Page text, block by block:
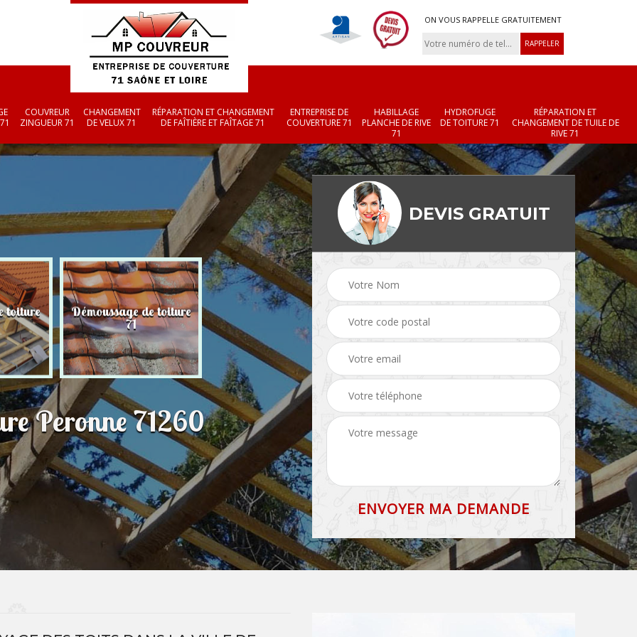
ON VOUS RAPPELLE GRATUITEMENT
COUVREUR
ZINGUEUR 71
CHANGEMENT
DE VELUX 71
RÉPARATION ET CHANGEMENT
DE FAÎTIÈRE ET FAÎTAGE 71
ENTREPRISE DE
COUVERTURE 71
HABILLAGE
PLANCHE DE RIVE
71
HYDROFUGE
DE TOITURE 71
RÉPARATION ET
CHANGEMENT DE TUILE DE
RIVE 71
toiture Démoussage de toiture
71 Couvreur zingueur 71 71
Réparation et
changement de
et faîtage 71
Peronne 71260
DEVIS GRATUIT